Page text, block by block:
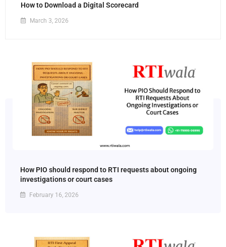
How to Download a Digital Scorecard
March 3, 2026
How PIO should respond to RTI requests about ongoing
investigations or court cases
February 16, 2026